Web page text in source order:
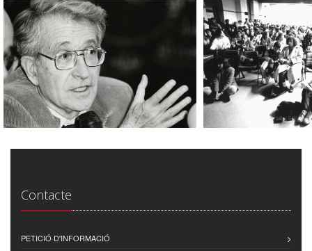
Contacte
PETICIÓ D'INFORMACIÓ